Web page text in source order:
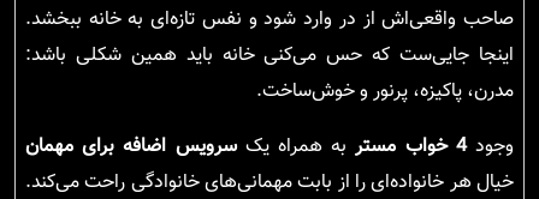
صاحب واقعی‌اش از در وارد شود و نفس تازه‌ای به خانه ببخشد.
اینجا جایی‌ست که حس می‌کنی خانه باید همین شکلی باشد:
مدرن، پاکیزه، پرنور و خوش‌ساخت.
وجود4 خواب مستر به همراه یکسرویس اضافه برای مهمان
خیال هر خانواده‌ای را از بابت مهمانی‌های خانوادگی راحت می‌کند.